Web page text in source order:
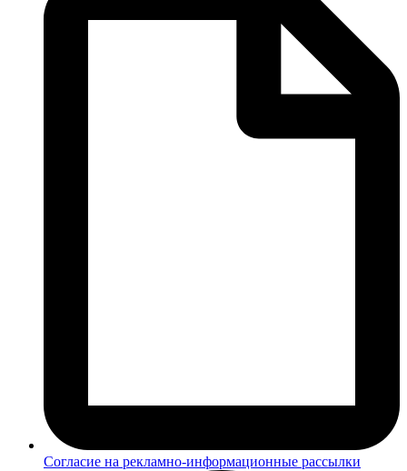
Согласие на рекламно-информационные рассылки